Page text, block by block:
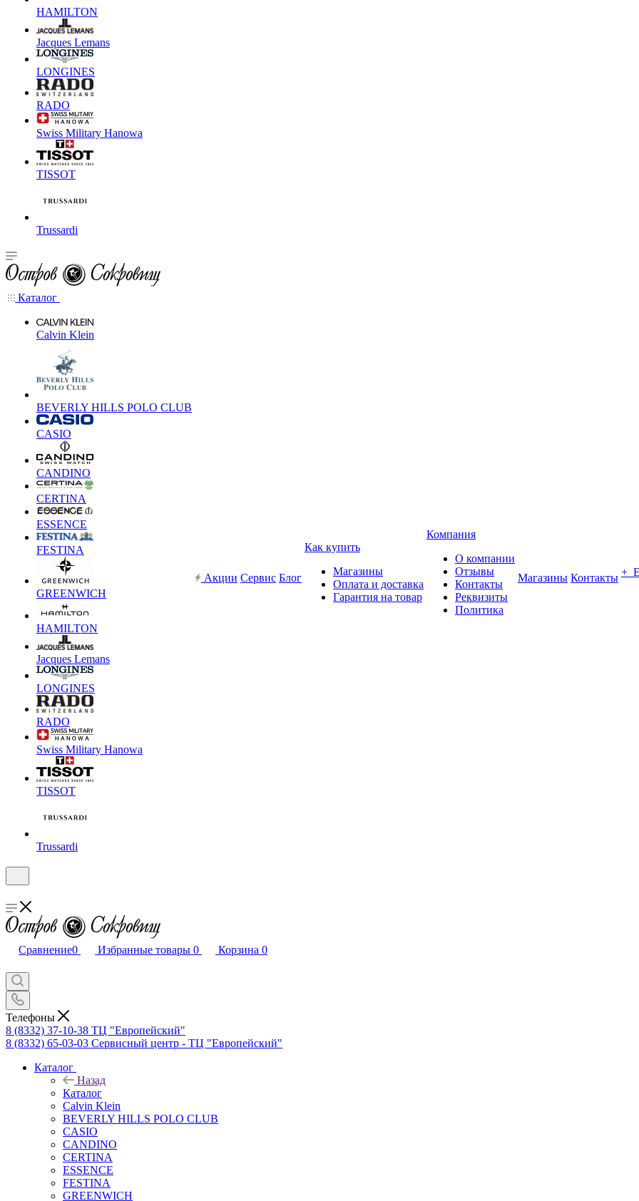
HAMILTON
Jacques Lemans
LONGINES
RADO
Swiss Military Hanowa
TISSOT
Trussardi
Каталог
Calvin Klein
BEVERLY HILLS POLO CLUB
CASIO
CANDINO
CERTINA
ESSENCE
FESTINA
GREENWICH
HAMILTON
Jacques Lemans
LONGINES
RADO
Swiss Military Hanowa
TISSOT
Trussardi
Акции Сервис Блог
Как купить
Магазины
Оплата и доставка
Гарантия на товар
Компания
О компании
Отзывы
Контакты
Реквизиты
Политика
Магазины Контакты +
Сравнение0 Избранные товары 0 Корзина 0
Телефоны
8 (8332) 37-10-38 ТЦ "Европейский"
8 (8332) 65-03-03 Сервисный центр - ТЦ "Европейский"
Каталог
Назад
Каталог
Calvin Klein
BEVERLY HILLS POLO CLUB
CASIO
CANDINO
CERTINA
ESSENCE
FESTINA
GREENWICH